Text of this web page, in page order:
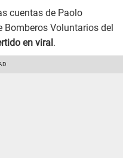
cuentas de Paolo
Bomberos Voluntarios del
en viral.